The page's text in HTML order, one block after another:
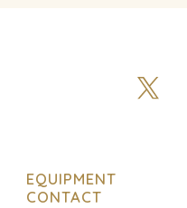
EQUIPMENT
CONTACT